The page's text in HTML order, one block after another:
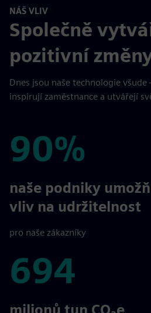
NÁŠ VLIV
Společně
pozitivní
Dnes jsou naše technologie
inspirují zaměstnance a utvářejí
90%
90%
naše podniky
vliv na udržitelnost
pro naše zákazníky
694
694